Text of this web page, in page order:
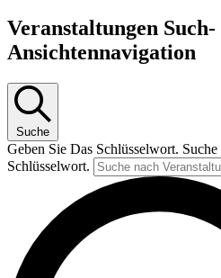
Veranstaltungen
Veranstaltungen Such-
Ansichtennavigation
Suche
Geben Sie Das Schlüsselwort.
Schlüsselwort.